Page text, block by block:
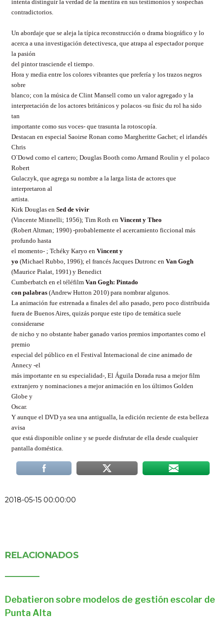
intenta distinguir la verdad de la mentira en sus testimonios y sospechas
contradictorios.
Un abordaje que se aleja la típica reconstrucción o drama biográfico y lo
acerca a una investigación detectivesca, que atrapa al espectador porque
la pasión
del pintor trasciende el tiempo.
Hora y media entre los colores vibrantes que prefería y los trazos negros
sobre
blanco; con la música de Clint Mansell como un valor agregado y la
interpretación de los actores británicos y polacos -su fisic du rol ha sido
tan
importante como sus voces- que trasunta la rotoscopía.
Destacan en especial Saoirse Ronan como Margheritte Gachet; el irlandés
Chris
O`Dowd como el cartero; Douglas Booth como Armand Roulin y el polaco
Robert
Gulaczyk, que agrega su nombre a la larga lista de actores que
interpretaron al
artista.
Kirk Douglas en Sed de vivir
(Vincente Minnelli; 1956); Tim Roth en Vincent y Theo
(Robert Altman; 1990) -probablemente el acercamiento ficcional más
profundo hasta
el momento- ; Tchéky Karyo en Vincent y
yo (Michael Rubbo, 1996); el francés Jacques Dutronc en Van Gogh
(Maurice Pialat, 1991) y Benedict
Cumberbatch en el téléfilm Van Gogh: Pintado
con palabras (Andrew Hutton 2010) para nombrar algunos.
La animación fue estrenada a finales del año pasado, pero poco distribuida
fuera de Buenos Aires, quizás porque este tipo de temática suele
considerarse
de nicho y no obstante haber ganado varios premios importantes como el
premio
especial del público en el Festival Internacional de cine animado de
Annecy -el
más importante en su especialidad-, El Águila Dorada rusa a mejor film
extranjero y nominaciones a mejor animación en los últimos Golden
Globe y
Oscar.
Y aunque el DVD ya sea una antigualla, la edición reciente de esta belleza
avisa
que está disponible online y se puede disfrutar de ella desde cualquier
pantalla doméstica.
2018-05-15 00:00:00
RELACIONADOS
Debatieron sobre modelos de gestión escolar de
Punta Alta